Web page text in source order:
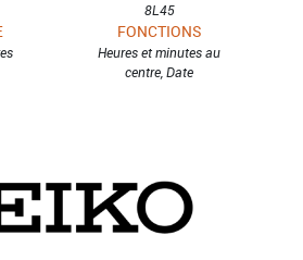
8L45
FONCTIONS
Heures et minutes au
centre, Date